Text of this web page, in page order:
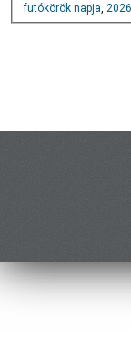
futókörök napja, 2026